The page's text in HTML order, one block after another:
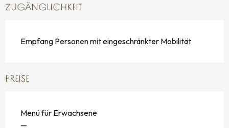
ZUGÄNGLICHKEIT
Empfang Personen mit eingeschränkter Mobilität
PREISE
Menü für Erwachsene
—